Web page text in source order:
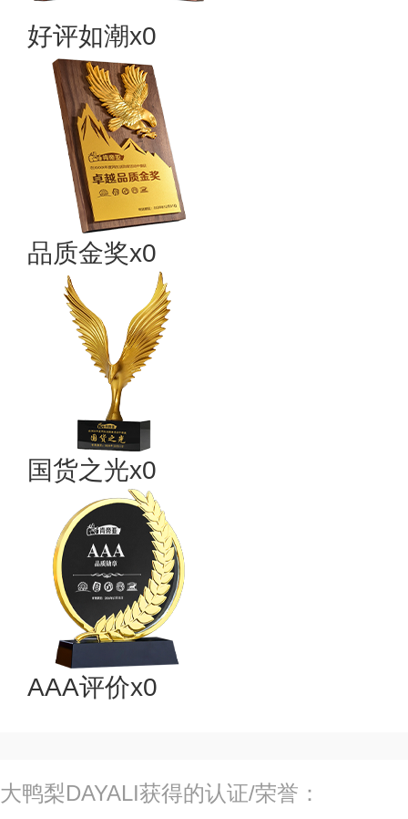
好评如潮x0
品质金奖x0
国货之光x0
AAA评价x0
大鸭梨DAYALI获得的认证/荣誉：